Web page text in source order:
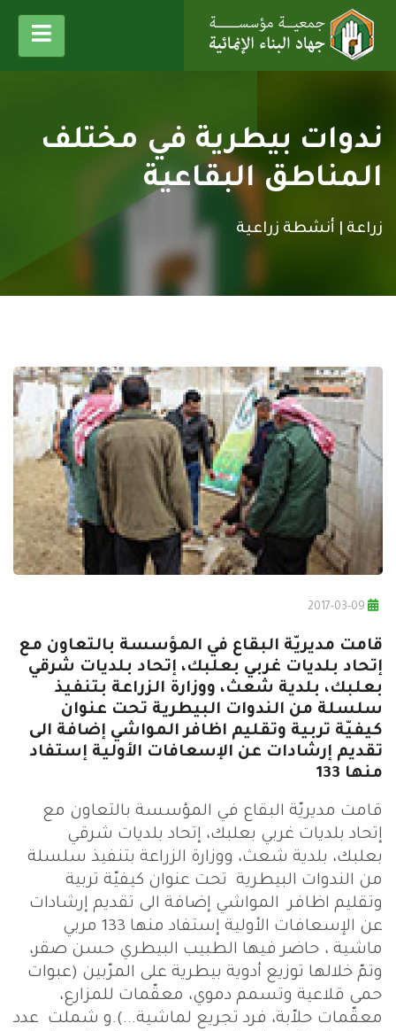
ندوات بيطرية في مختلف
المناطق البقاعية
زراعة | أنشطة زراعية
قامت مديريّة البقاع في المؤسسة بالتعاون مع
إتحاد بلديات غربي بعلبك، إتحاد بلديات شرقي
بعلبك، بلدية شعث، ووزارة الزراعة بتنفيذ
سلسلة من الندوات البيطرية تحت عنوان
كيفيّة تربية وتقليم اظافر المواشي إضافة الى
تقديم إرشادات عن الإسعافات الأولية إستفاد
منها 133
قامت مديريّة البقاع في المؤسسة بالتعاون مع
إتحاد بلديات غربي بعلبك، إتحاد بلديات شرقي
بعلبك، بلدية شعث، ووزارة الزراعة بتنفيذ سلسلة
من الندوات البيطرية تحت عنوان كيفيّة تربية
وتقليم اظافر المواشي إضافة الى تقديم إرشادات
عن الإسعافات الأولية إستفاد منها 133 مربي
ماشية ، حاضر فيها الطبيب البيطري حسن صقر،
وتمّ خلالها توزيع أدوية بيطرية على المرّبين (عبوات
حمى قلاعية وتسمم دموي، معقّمات للمزارع،
معقّمات حلاّبة، فرد تجريع لماشية...).و شملت عدد